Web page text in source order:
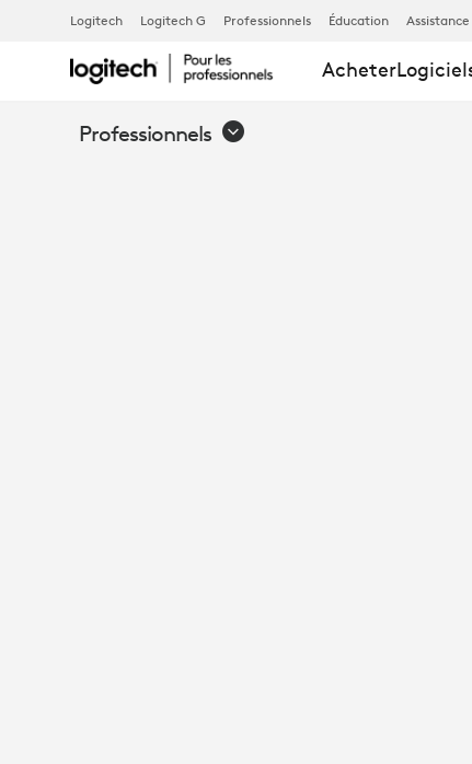
OPTIMISER
LES
Logitech Logitech G Professionnels Éducation Assistance
Acheter
Professionnels